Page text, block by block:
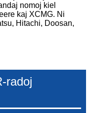
nomoj kiel
kaj XCMG. Ni
Hitachi, Doosan,
radoj